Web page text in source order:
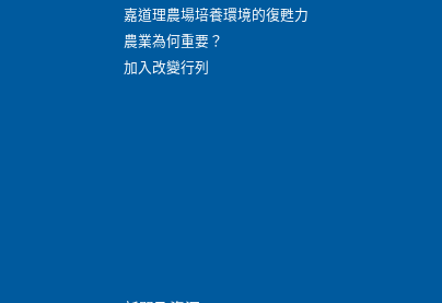
嘉道理農場培養環境的復甦力
農業為何重要？
加入改變行列